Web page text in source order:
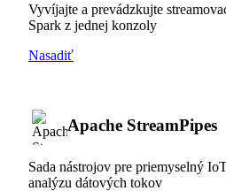
Vyvíjajte a prevádzkujte
Spark z jednej konzoly
Nasadiť
Apache StreamPipes
Sada nástrojov pre priemyselný
analýzu dátových tokov